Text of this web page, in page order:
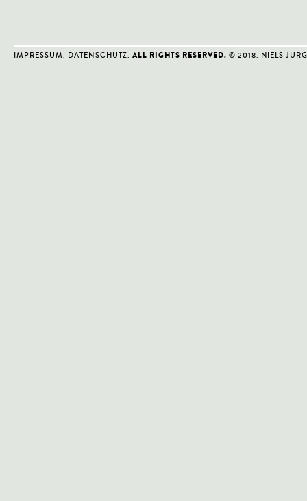
IMPRESSUM. DATENSCHUTZ. ALL RIGHTS RESERVED. © 2018. NIELS